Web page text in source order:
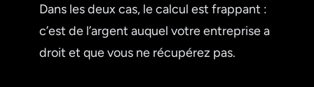
Dans les deux cas, le calcul est frappant :
c’est de l’argent auquel votre entreprise a
droit et que vous ne récupérez pas.